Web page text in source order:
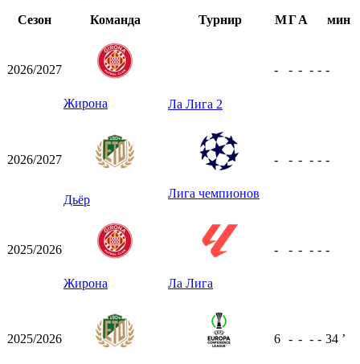
Сезон
Команда Турнир МГА мин
2026/2027
Жирона Ла Лига 2
- - - - - -
2026/2027
Дьёр Лига чемпионов
- - - - - -
2025/2026
Жирона Ла Лига
- - - - - -
2025/2026 6 - - - - 34 ʼ